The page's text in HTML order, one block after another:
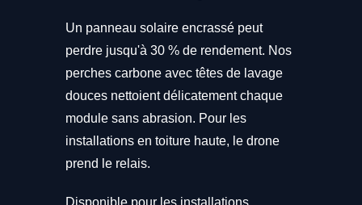
Un panneau solaire encrassé peut
perdre jusqu'à 30 % de rendement. Nos
perches carbone avec têtes de lavage
douces nettoient délicatement chaque
module sans abrasion. Pour les
installations en toiture haute, le drone
prend le relais.
Disponible pour les installations